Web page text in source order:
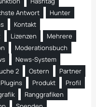
Antwort
Hunter
Kontakt
Lizenzen
Mehrere
Moderationsbuch
News-System
2 Ostern
Partner
Plugins Produkt
Profil
Ranggrafiken